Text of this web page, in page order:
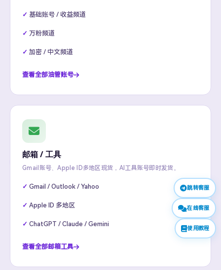
基础账号 / 收益频道
万粉频道
加密 / 中文频道
查看全部油管账号
邮箱 / 工具
Gmail账号、Apple ID多地区现货，AI工具账号即时发货。
Gmail / Outlook / Yahoo
Apple ID 多地区
ChatGPT / Claude / Gemini
查看全部邮箱工具
跳转客服
在线客服
使用教程